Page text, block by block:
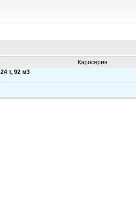
Каросерия
24 т, 92 м3